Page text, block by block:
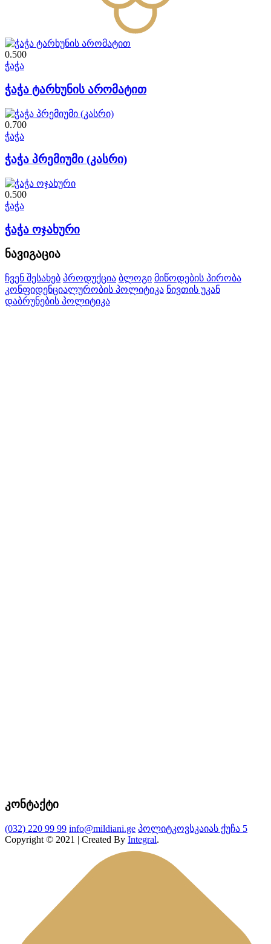
0.500
ჭაჭა
ჭაჭა ტარხუნის არომატით
0.700
ჭაჭა
ჭაჭა პრემიუმი (კასრი)
0.500
ჭაჭა
ჭაჭა ოჯახური
ნავიგაცია
ჩვენ შესახებ პროდუქცია ბლოგი მიწოდების პირობა
კონფიდენციალურობის პოლიტიკა ნივთის უკან
დაბრუნების პოლიტიკა
კონტაქტი
(032) 220 99 99 info@mildiani.ge პოლიტკოვსკაიას ქუჩა 5
Copyright © 2021 | Created By Integral.